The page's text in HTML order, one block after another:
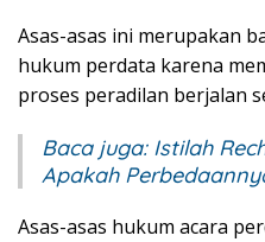
Asas-asas ini merupakan
hukum perdata karena
proses peradilan berjalan
Baca juga: Istilah
Apakah
Asas-asas hukum acara